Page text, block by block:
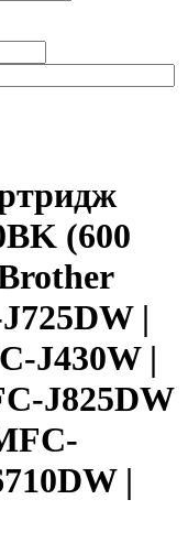
(600
|
J430W |
J825DW
|